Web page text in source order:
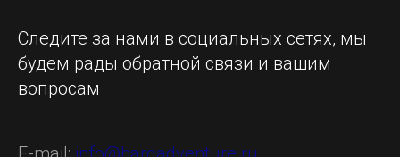
Следите за нами в социальных сетях, мы
будем рады обратной связи и вашим
вопросам